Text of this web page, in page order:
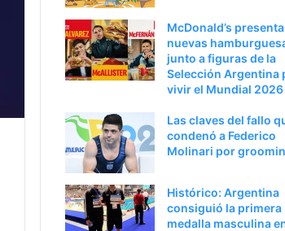
McDonald’s
nuevas
junto a figuras de la
Selección Argentina
vivir el Mundial 2026
Las claves del fallo
condenó a Federico
Molinari por
Histórico: Argentina
consiguió la primera
medalla masculina